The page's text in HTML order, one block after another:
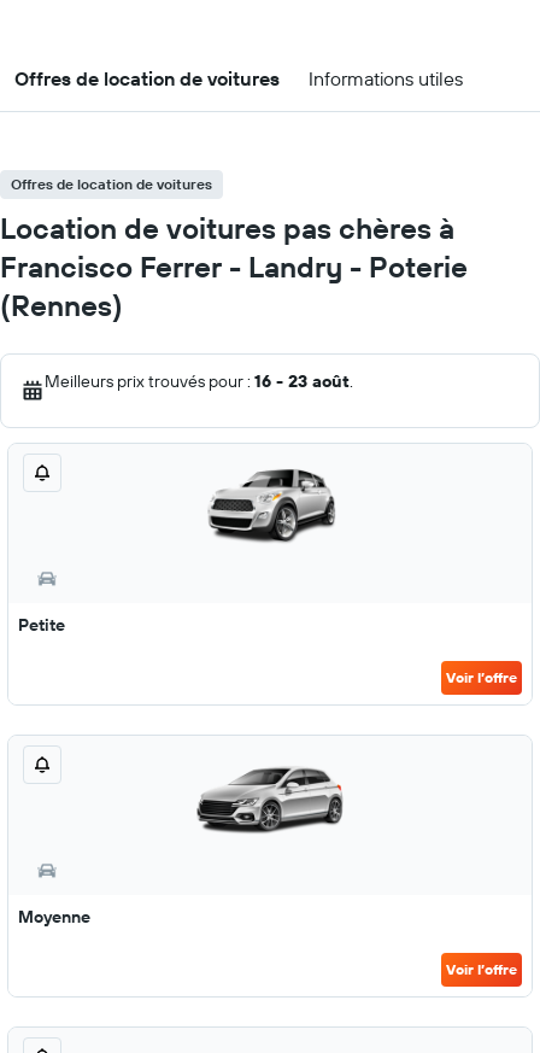
Offres de location de voitures Informations utiles
Offres de location de voitures
Location de voitures pas chères à
Francisco Ferrer - Landry - Poterie
(Rennes)
Meilleurs prix trouvés pour : 16 - 23 août.
Petite
Voir l’offre
Moyenne
Voir l’offre